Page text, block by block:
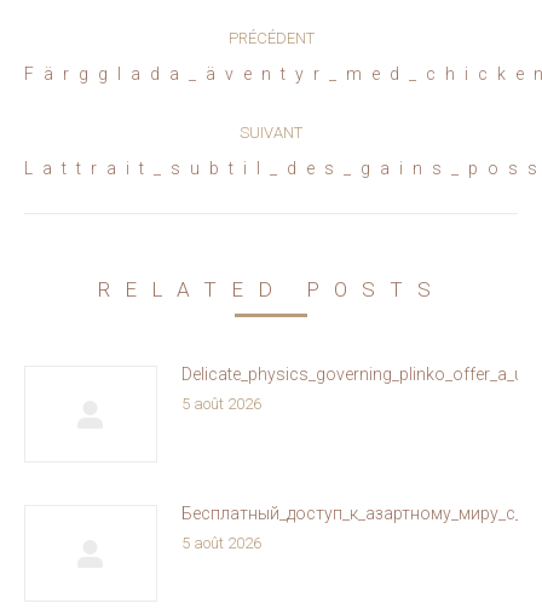
PRÉCÉDENT
Article
:
SUIVANT
Article
RELATED POSTS
5 août 2026
5 août 2026